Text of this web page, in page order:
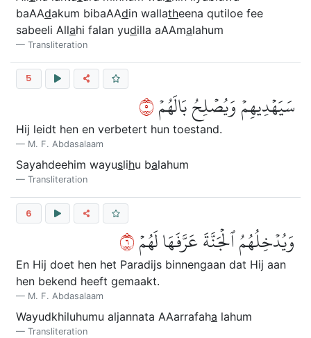
baAAdakum bibaAAdin wallatheena qutiloe fee
sabeeli Allahi falan yudilla aAAmalahum
Transliteration
5
سَيَهۡدِيهِمۡ وَيُصۡلِحُ بَالَهُمۡ٥
Hij leidt hen en verbetert hun toestand.
M. F. Abdasalaam
Sayahdeehim wayuslihu balahum
Transliteration
6
وَيُدۡخِلُهُمُ ٱلۡجَنَّةَ عَرَّفَهَا لَهُمۡ٦
En Hij doet hen het Paradijs binnengaan dat Hij aan
hen bekend heeft gemaakt.
M. F. Abdasalaam
Wayudkhiluhumu aljannata AAarrafaha lahum
Transliteration